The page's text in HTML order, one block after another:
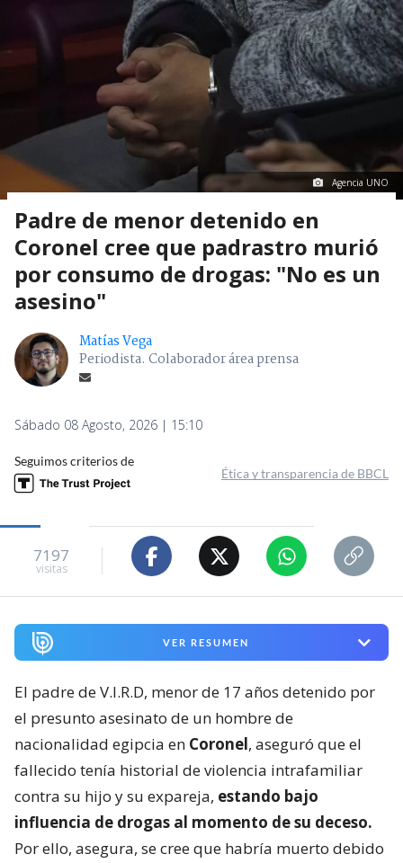
Agencia UNO
Padre de menor detenido en
Coronel cree que padrastro murió
por consumo de drogas: "No es un
asesino"
Matías Vega
Periodista. Colaborador área prensa
Sábado 08 Agosto, 2026 | 15:10
Seguimos criterios de
Ética y transparencia de BBCL
7197
visitas
VER RESUMEN
El padre de V.I.R.D, menor de 17 años detenido por
el presunto asesinato de un hombre de
nacionalidad egipcia en Coronel, aseguró que el
fallecido tenía historial de violencia intrafamiliar
contra su hijo y su expareja, estando bajo
influencia de drogas al momento de su deceso.
Por ello, asegura, se cree que habría muerto debido